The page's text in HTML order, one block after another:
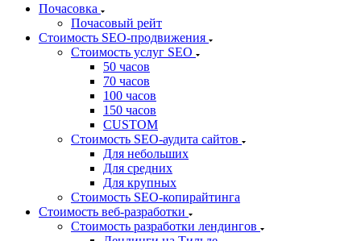
Почасовка
Почасовый рейт
Стоимость SEO-продвижения
Стоимость услуг SEO
50 часов
70 часов
100 часов
150 часов
CUSTOM
Стоимость SEO-аудита сайтов
Для небольших
Для средних
Для крупных
Стоимость SEO-копирайтинга
Стоимость веб-разработки
Стоимость разработки лендингов